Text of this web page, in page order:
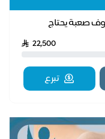
صعبة يحتاج
22,500
تبرع